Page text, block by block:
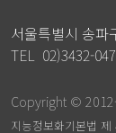
서울특별시 송파
TEL 02)3432-
Copyright ©
지능정보화기본법